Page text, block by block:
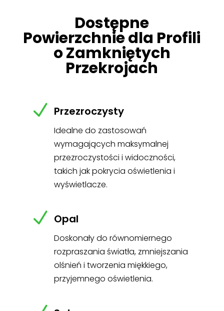
Dostępne
Powierzchnie dla Profili
o Zamkniętych
Przekrojach
N Przezroczysty
Idealne do zastosowań
wymagających maksymalnej
przezroczystości i widoczności,
takich jak pokrycia oświetlenia i
wyświetlacze.
N Opal
Doskonały do równomiernego
rozpraszania światła, zmniejszania
olśnień i tworzenia miękkiego,
przyjemnego oświetlenia.